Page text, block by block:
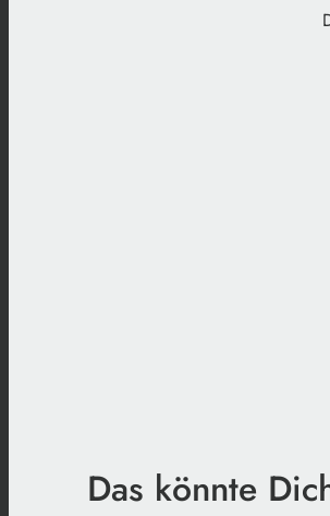
Das könnte